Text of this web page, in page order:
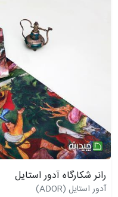
رانر شکارگاه آدور استایل
آدور استایل (ADOR)